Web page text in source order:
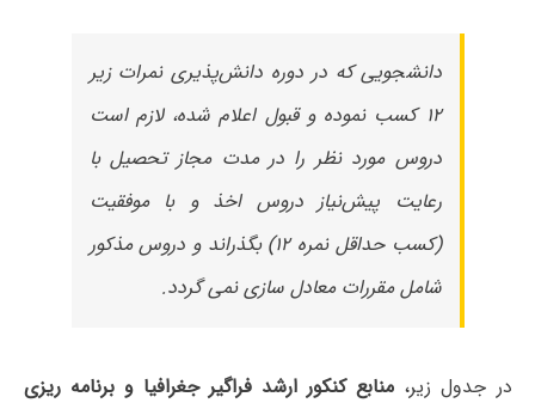
دانشجویی که در دوره دانش‌پذیری نمرات زیر
۱۲ کسب نموده و قبول اعلام شده، لازم است
دروس مورد نظر را در مدت مجاز تحصیل با
رعایت پیش‌نیاز دروس اخذ و با موفقیت
(کسب حداقل نمره ۱۲) بگذراند و دروس مذکور
شامل مقررات معادل سازی نمی گردد.
در جدول زیر، منابع کنکور ارشد فراگیر جغرافیا و برنامه ریزی